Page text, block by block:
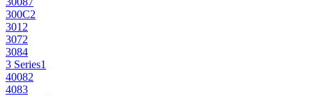
300C2
301 2
3072
3084
3 Series1
40082
4083